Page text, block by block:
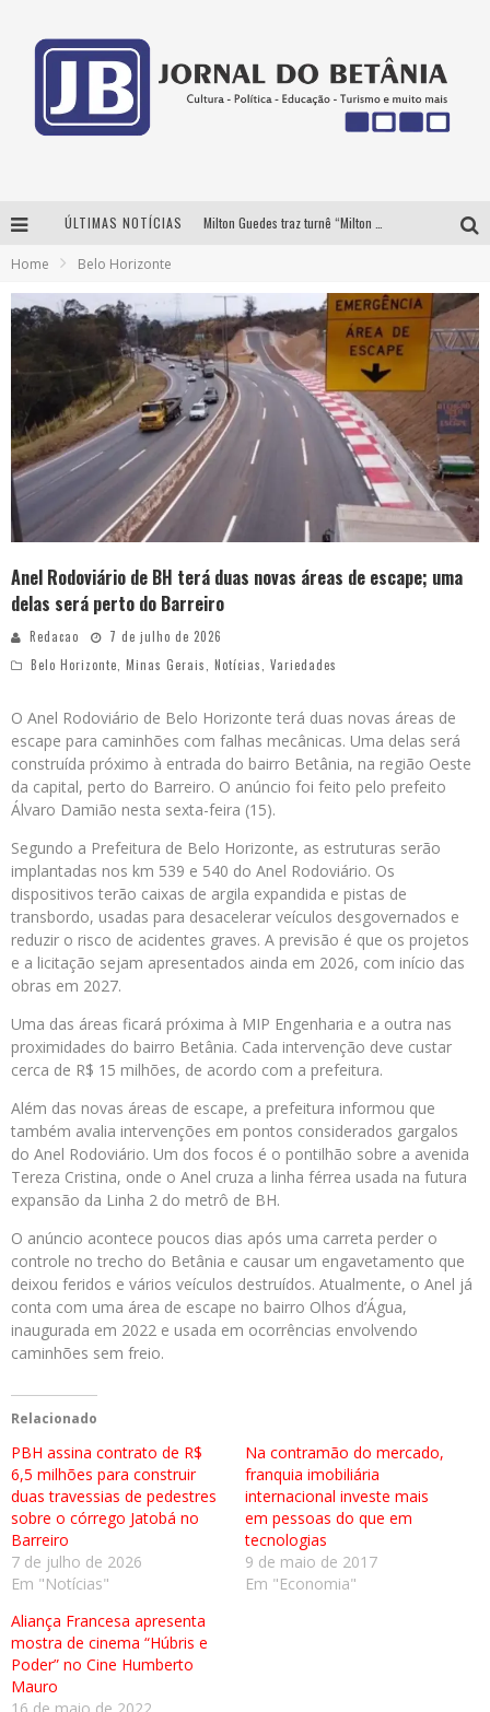
ÚLTIMAS NOTÍCIAS
Circuito Minas Musical chega a Sabará com show gratuito de Thiago Delegado, Nath Rodrigues e Tulio Araujo
Yan traz a turnê nacional do PagodYANdo para Belo Horizonte
Home Belo Horizonte
Anel Rodoviário de BH terá duas novas áreas de escape; uma
delas será perto do Barreiro
Redacao
7 de julho de 2026
Belo Horizonte, Minas Gerais, Notícias, Variedades
O Anel Rodoviário de Belo Horizonte terá duas novas áreas de
escape para caminhões com falhas mecânicas. Uma delas será
construída próximo à entrada do bairro Betânia, na região Oeste
da capital, perto do Barreiro. O anúncio foi feito pelo prefeito
Álvaro Damião nesta sexta-feira (15).
Segundo a Prefeitura de Belo Horizonte, as estruturas serão
implantadas nos km 539 e 540 do Anel Rodoviário. Os
dispositivos terão caixas de argila expandida e pistas de
transbordo, usadas para desacelerar veículos desgovernados e
reduzir o risco de acidentes graves. A previsão é que os projetos
e a licitação sejam apresentados ainda em 2026, com início das
obras em 2027.
Uma das áreas ficará próxima à MIP Engenharia e a outra nas
proximidades do bairro Betânia. Cada intervenção deve custar
cerca de R$ 15 milhões, de acordo com a prefeitura.
Além das novas áreas de escape, a prefeitura informou que
também avalia intervenções em pontos considerados gargalos
do Anel Rodoviário. Um dos focos é o pontilhão sobre a avenida
Tereza Cristina, onde o Anel cruza a linha férrea usada na futura
expansão da Linha 2 do metrô de BH.
O anúncio acontece poucos dias após uma carreta perder o
controle no trecho do Betânia e causar um engavetamento que
deixou feridos e vários veículos destruídos. Atualmente, o Anel já
conta com uma área de escape no bairro Olhos d’Água,
inaugurada em 2022 e usada em ocorrências envolvendo
caminhões sem freio.
Relacionado
PBH assina contrato de R$
6,5 milhões para construir
duas travessias de pedestres
sobre o córrego Jatobá no
Barreiro
7 de julho de 2026
Em "Notícias"
Na contramão do mercado,
franquia imobiliária
internacional investe mais
em pessoas do que em
tecnologias
9 de maio de 2017
Em "Economia"
Aliança Francesa apresenta
mostra de cinema “Húbris e
Poder” no Cine Humberto
Mauro